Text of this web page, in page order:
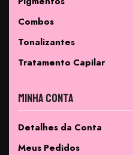
Combos
Tonalizantes
Tratamento Capilar
Minha Conta
Detalhes da Conta
Meus Pedidos